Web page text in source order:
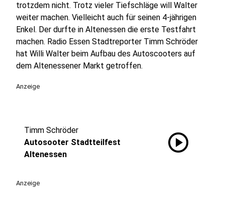
trotzdem nicht. Trotz vieler Tiefschläge will Walter
weiter machen. Vielleicht auch für seinen 4-jährigen
Enkel. Der durfte in Altenessen die erste Testfahrt
machen. Radio Essen Stadtreporter Timm Schröder
hat Willi Walter beim Aufbau des Autoscooters auf
dem Altenessener Markt getroffen.
Anzeige
Timm Schröder
Autosooter Stadtteilfest
Altenessen
play_circle
Anzeige